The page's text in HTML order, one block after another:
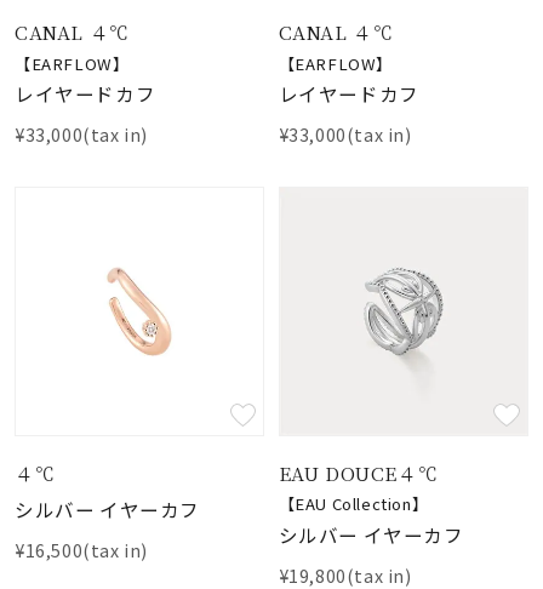
CANAL ４℃
【EARFLOW】
レイヤードカフ
¥33,000(tax in)
CANAL ４℃
【EARFLOW】
レイヤードカフ
¥33,000(tax in)
４℃
シルバー イヤーカフ
¥16,500(tax in)
EAU DOUCE４℃
【EAU Collection】
シルバー イヤーカフ
¥19,800(tax in)